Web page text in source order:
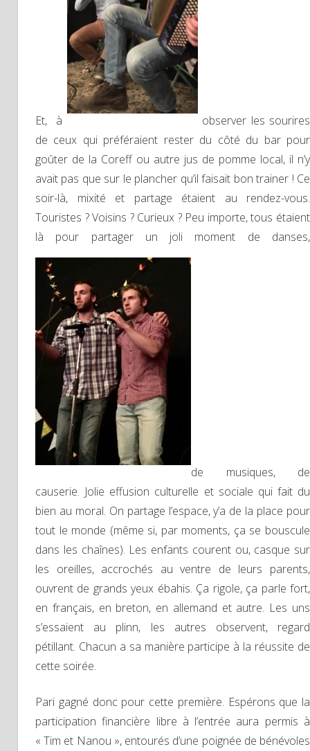
Et, à
observer les sourires
de ceux qui préféraient rester du côté du bar pour
goûter de la Coreff ou autre jus de pomme local, il n’y
avait pas que sur le plancher qu’il faisait bon trainer ! Ce
soir-là, mixité et partage étaient au rendez-vous.
Touristes ? Voisins ? Curieux ? Peu importe, tous étaient
là pour partager un joli moment de danses,
de musiques, de
causerie. Jolie effusion culturelle et sociale qui fait du
bien au moral. On partage l’espace, y’a de la place pour
tout le monde (même si, par moments, ça se bouscule
dans les chaînes). Les enfants courent ou, casque sur
les oreilles, accrochés au ventre de leurs parents,
ouvrent de grands yeux ébahis. Ça rigole, ça parle fort,
en français, en breton, en allemand et autre. Les uns
s’essaient au plinn, les autres observent, regard
pétillant. Chacun a sa manière participe à la réussite de
cette soirée.
Pari gagné donc pour cette première. Espérons que la
participation financière libre à l’entrée aura permis à
« Tim et Nanou », entourés d’une poignée de bénévoles